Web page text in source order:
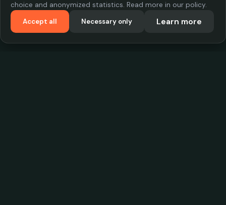
choice and anonymized statistics. Read more in our policy.
Accept all
Necessary only Learn more